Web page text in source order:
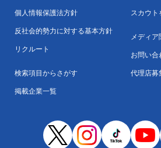
個人情報保護法方針
反社会的勢力に対する基本方針
リクルート
検索項目からさがす
掲載企業一覧
スカウト
メディ
お問い合
代理店募